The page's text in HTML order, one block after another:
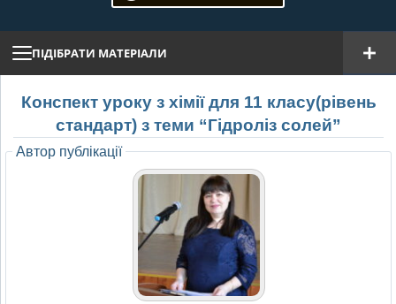
ПІДІБРАТИ МАТЕРІАЛИ
Конспект уроку з хімії для 11 класу(рівень
стандарт) з теми “Гідроліз солей”
Автор публікації